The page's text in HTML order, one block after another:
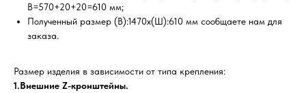
В=570+20+20=610 мм;
Полученный размер (В):1470х(Ш):610 мм сообщаете нам для
заказа.
Размер изделия в зависимости от типа крепления:
1.Внешние Z-кронштейны.